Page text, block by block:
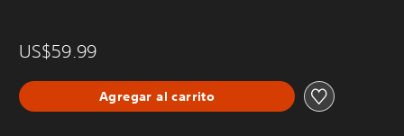
US$59.99
Agregar al carrito